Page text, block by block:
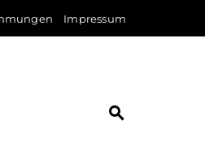
Impressum